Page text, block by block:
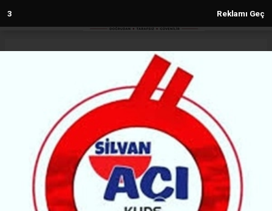
1 Reklamı Geç
Van’da skandal: İmam ve astsubay
arasında para karşılığı ilişki iddiası
ülke gündemine oturdu
GÜNDEM
(MG) - Malabadi Gazetesi | 09.09.2024 - 15:29, Güncelleme: 09.09.2024 - 15:29
24052+ kez okundu.